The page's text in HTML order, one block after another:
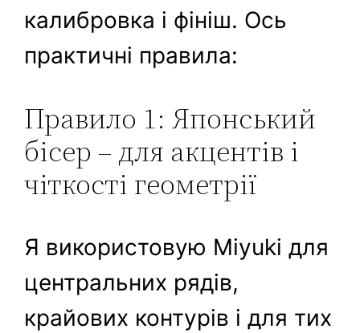
калибровка і фініш. Ось
практичні правила:
Правило 1: Японський
бісер – для акцентів і
чіткості геометрії
Я використовую Miyuki для
центральних рядів,
крайових контурів і для тих